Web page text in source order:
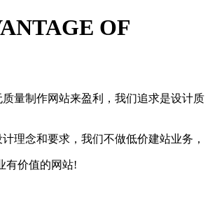
OF
量制作网站来盈利，我们追求是设计质
理念和要求，我们不做低价建站业务，
有价值的网站!